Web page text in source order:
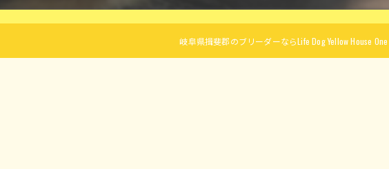
岐阜県揖斐郡のブリーダーならLife Dog Yellow House One